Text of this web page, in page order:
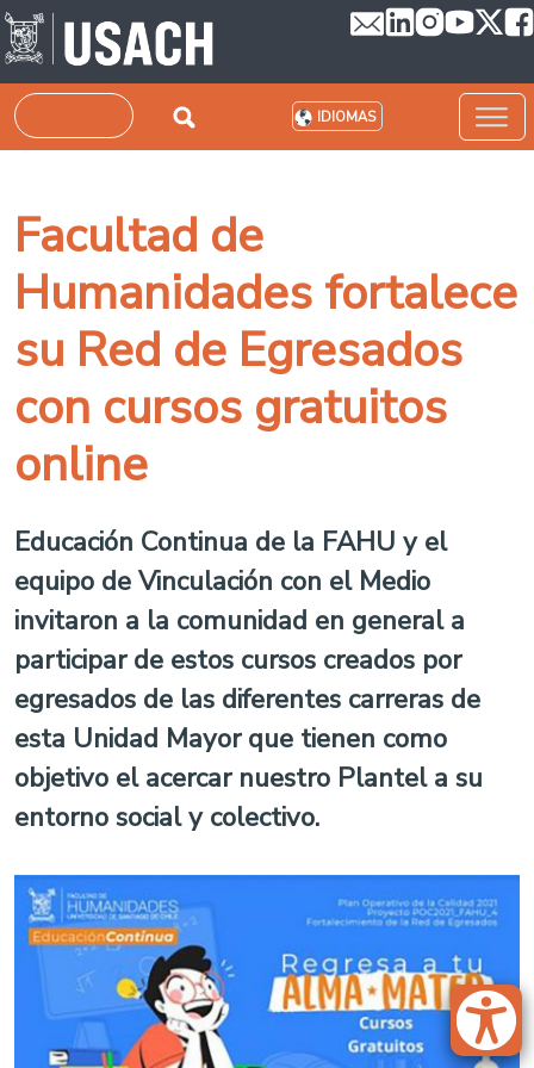
Pasar al contenido principal
Buscar IDIOMAS
Facultad de
Humanidades fortalece
su Red de Egresados
con cursos gratuitos
online
Educación Continua de la FAHU y el
equipo de Vinculación con el Medio
invitaron a la comunidad en general a
participar de estos cursos creados por
egresados de las diferentes carreras de
esta Unidad Mayor que tienen como
objetivo el acercar nuestro Plantel a su
entorno social y colectivo.